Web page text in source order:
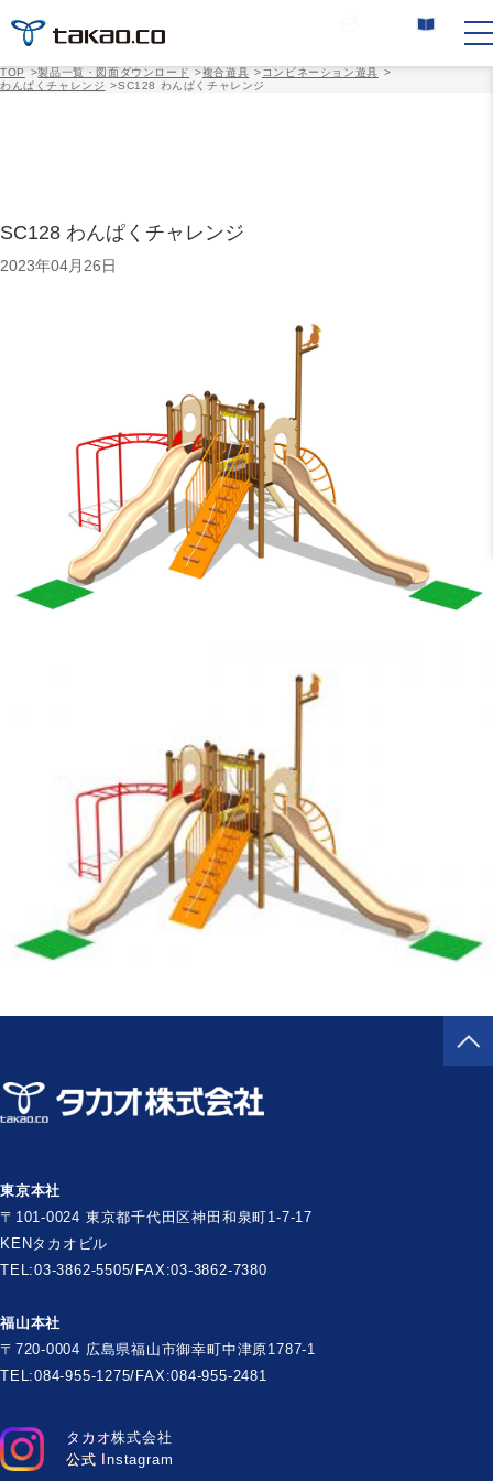
TOP >製品一覧・図面ダウンロード >複合遊具 >コンビネーション遊具 >
わんぱくチャレンジ >SC128 わんぱくチャレンジ
SC128 わんぱくチャレンジ
2023年04月26日
タカオ株式会社
公式 Instagram
東京本社
〒101-0024 東京都千代田区神田和泉町1-7-17
KENタカオビル
TEL:03-3862-5505/FAX:03-3862-7380
福山本社
〒720-0004 広島県福山市御幸町中津原1787-1
TEL:084-955-1275/FAX:084-955-2481